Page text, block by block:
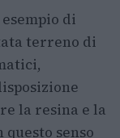
di
terreno di
la resina e la
senso